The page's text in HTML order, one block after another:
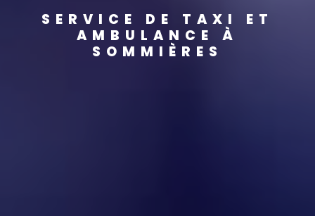
SERVICE DE TAXI ET
AMBULANCE À
SOMMIÈRES